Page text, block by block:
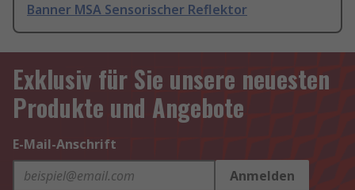
Banner MSA Sensorischer Reflektor
Exklusiv für Sie unsere neuesten
Produkte und Angebote
E-Mail-Anschrift
Anmelden